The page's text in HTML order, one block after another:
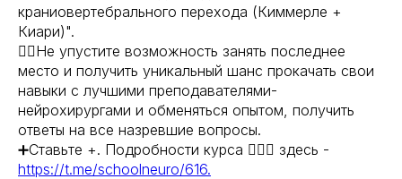
краниовертебрального перехода (Киммерле +
Киари)".
👆🏻Не упустите возможность занять последнее
место и получить уникальный шанс прокачать свои
навыки с лучшими преподавателями-
нейрохирургами и обменяться опытом, получить
ответы на все назревшие вопросы.
➕Ставьте +. Подробности курса 👉🏻🔗 здесь -
https://t.me/schoolneuro/616.